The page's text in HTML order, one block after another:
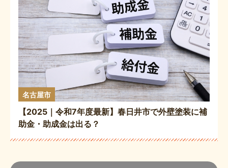
名古屋市
【2025｜令和7年度最新】春日井市で外壁塗装に補
助金・助成金は出る？